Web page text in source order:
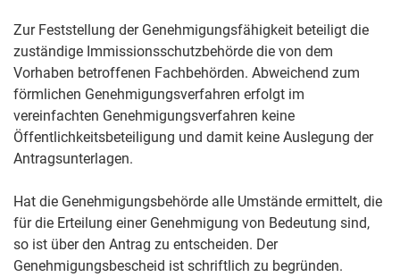
Zur Feststellung der Genehmigungsfähigkeit beteiligt die
zuständige Immissionsschutzbehörde die von dem
Vorhaben betroffenen Fachbehörden. Abweichend zum
förmlichen Genehmigungsverfahren erfolgt im
vereinfachten Genehmigungsverfahren keine
Öffentlichkeitsbeteiligung und damit keine Auslegung der
Antragsunterlagen.
Hat die Genehmigungsbehörde alle Umstände ermittelt, die
für die Erteilung einer Genehmigung von Bedeutung sind,
so ist über den Antrag zu entscheiden. Der
Genehmigungsbescheid ist schriftlich zu begründen.